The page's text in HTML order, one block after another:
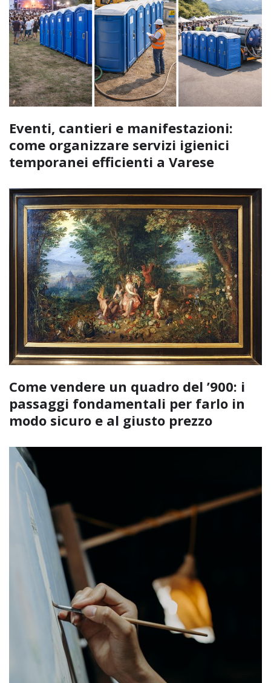
Eventi, cantieri e manifestazioni:
come organizzare servizi igienici
temporanei efficienti a Varese
Come vendere un quadro del ’900: i
passaggi fondamentali per farlo in
modo sicuro e al giusto prezzo